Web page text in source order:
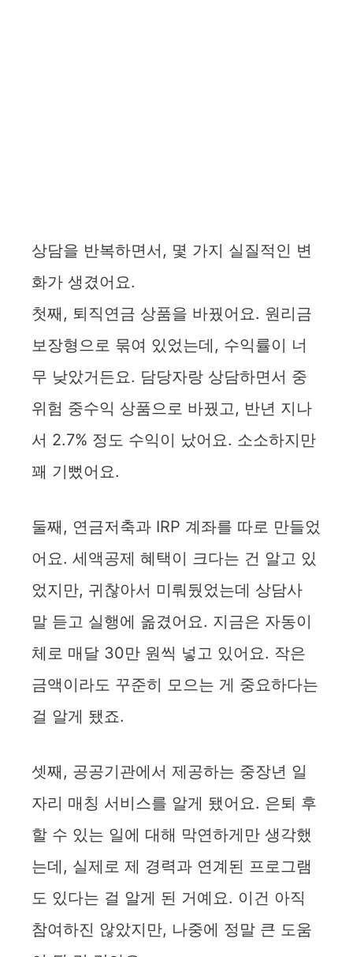
상담을 반복하면서, 몇 가지 실질적인 변
화가 생겼어요.
첫째, 퇴직연금 상품을 바꿨어요. 원리금
보장형으로 묶여 있었는데, 수익률이 너
무 낮았거든요. 담당자랑 상담하면서 중
위험 중수익 상품으로 바꿨고, 반년 지나
서 2.7% 정도 수익이 났어요. 소소하지만
꽤 기뻤어요.
둘째, 연금저축과 IRP 계좌를 따로 만들었
어요. 세액공제 혜택이 크다는 건 알고 있
었지만, 귀찮아서 미뤄뒀었는데 상담사
말 듣고 실행에 옮겼어요. 지금은 자동이
체로 매달 30만 원씩 넣고 있어요. 작은
금액이라도 꾸준히 모으는 게 중요하다는
걸 알게 됐죠.
셋째, 공공기관에서 제공하는 중장년 일
자리 매칭 서비스를 알게 됐어요. 은퇴 후
할 수 있는 일에 대해 막연하게만 생각했
는데, 실제로 제 경력과 연계된 프로그램
도 있다는 걸 알게 된 거예요. 이건 아직
참여하진 않았지만, 나중에 정말 큰 도움